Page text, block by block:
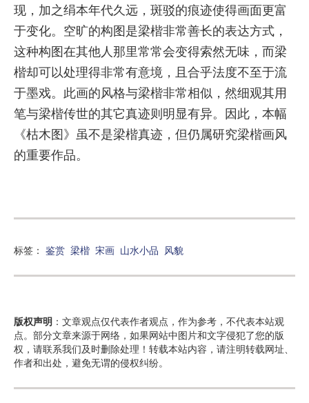
现，加之绢本年代久远，斑驳的痕迹使得画面更富
于变化。空旷的构图是梁楷非常善长的表达方式，
这种构图在其他人那里常常会变得索然无味，而梁
楷却可以处理得非常有意境，且合乎法度不至于流
于墨戏。此画的风格与梁楷非常相似，然细观其用
笔与梁楷传世的其它真迹则明显有异。因此，本幅
《枯木图》虽不是梁楷真迹，但仍属研究梁楷画风
的重要作品。
标签： 鉴赏 梁楷 宋画 山水小品 风貌
版权声明 ：文章观点仅代表作者观点，作为参考，不代表本站观
点。部分文章来源于网络，如果网站中图片和文字侵犯了您的版
权，请联系我们及时删除处理！转载本站内容，请注明转载网址、
作者和出处，避免无谓的侵权纠纷。